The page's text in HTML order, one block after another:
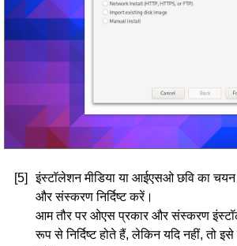
[5]
इंस्टॉलेशन मीडिया या आईएसओ छवि का
और संस्करण निर्दिष्ट करें।
आम तौर पर ओएस प्रकार और संस्करण
रूप से निर्दिष्ट होते हैं, लेकिन यदि नहीं, तो